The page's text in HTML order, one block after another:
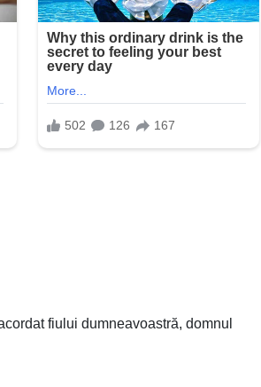
fiului dumneavoastră, domnul